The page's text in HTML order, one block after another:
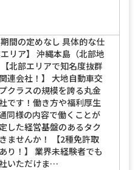
期間の定めなし 具体的な仕
リア】 沖縄本島（北部地
北部エリアで知名度抜群
連会社！】 大地自動車交
クラスの規模を誇る丸金
です！働き方や福利厚生
同様の内容で働くことが
した経営基盤のあるタク
ませんか！ 【2種免許取
り！】 業界未経験者でも
いただけま…